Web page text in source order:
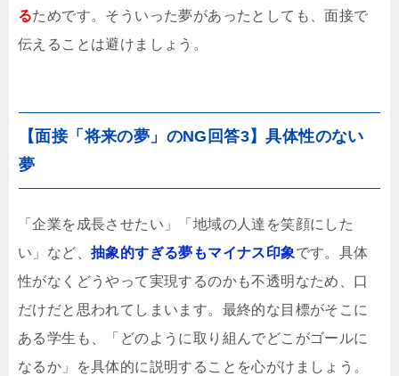
るためです。そういった夢があったとしても、面接で
伝えることは避けましょう。
【面接「将来の夢」のNG回答3】具体性のない
夢
「企業を成長させたい」「地域の人達を笑顔にした
い」など、 抽象的すぎる夢もマイナス印象です。具体
性がなくどうやって実現するのかも不透明なため、口
だけだと思われてしまいます。最終的な目標がそこに
ある学生も、「どのように取り組んでどこがゴールに
なるか」を具体的に説明することを心がけましょう。